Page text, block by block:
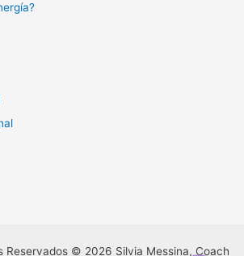
Reservados © 2026 Silvia Messina, Coach